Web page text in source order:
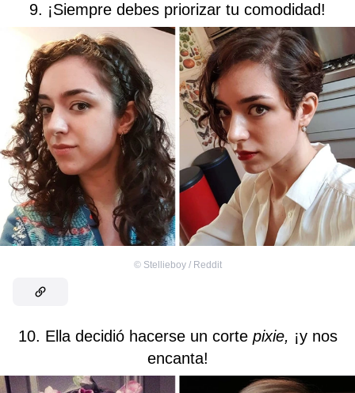
9. ¡Siempre debes priorizar tu comodidad!
© Stellieboy / Reddit
10. Ella decidió hacerse un corte pixie, ¡y nos
encanta!